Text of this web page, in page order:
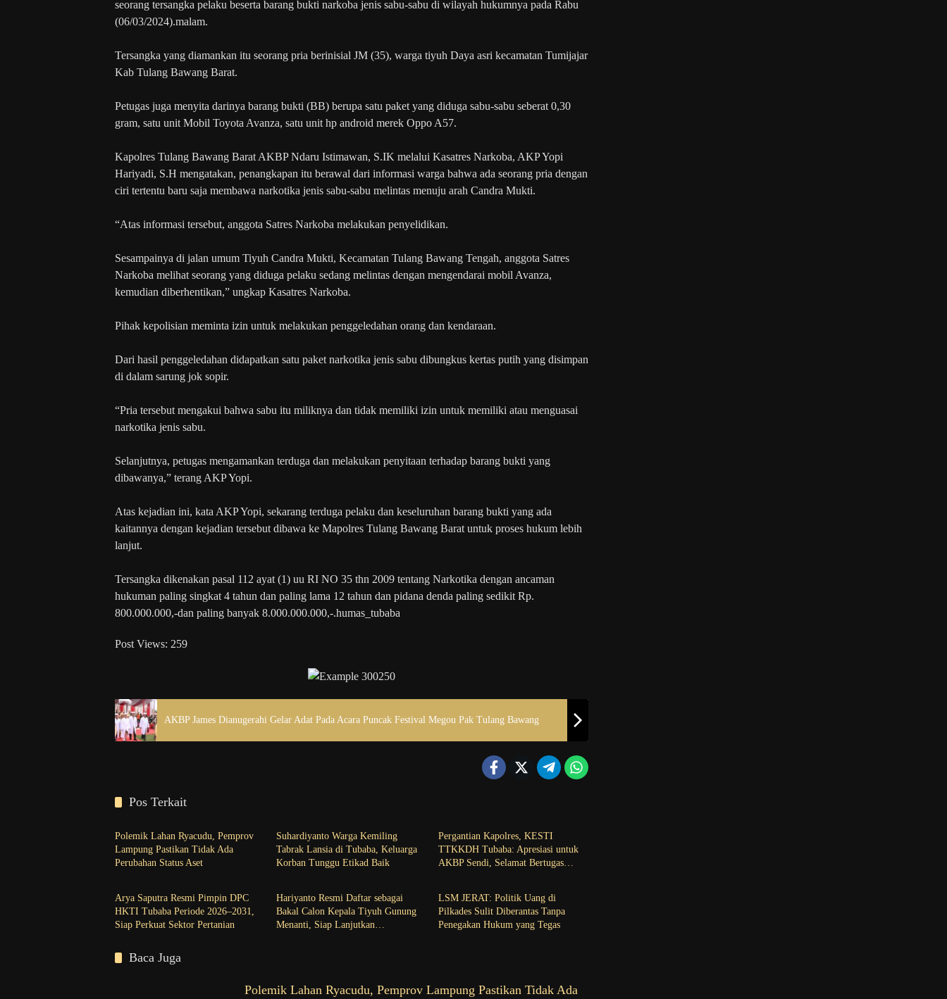
seorang tersangka pelaku beserta barang bukti narkoba jenis sabu-sabu di wilayah hukumnya pada Rabu
(06/03/2024).malam.
Tersangka yang diamankan itu seorang pria berinisial JM (35), warga tiyuh Daya asri kecamatan Tumijajar
Kab Tulang Bawang Barat.
Petugas juga menyita darinya barang bukti (BB) berupa satu paket yang diduga sabu-sabu seberat 0,30
gram, satu unit Mobil Toyota Avanza, satu unit hp android merek Oppo A57.
Kapolres Tulang Bawang Barat AKBP Ndaru Istimawan, S.IK melalui Kasatres Narkoba, AKP Yopi
Hariyadi, S.H mengatakan, penangkapan itu berawal dari informasi warga bahwa ada seorang pria dengan
ciri tertentu baru saja membawa narkotika jenis sabu-sabu melintas menuju arah Candra Mukti.
“Atas informasi tersebut, anggota Satres Narkoba melakukan penyelidikan.
Sesampainya di jalan umum Tiyuh Candra Mukti, Kecamatan Tulang Bawang Tengah, anggota Satres
Narkoba melihat seorang yang diduga pelaku sedang melintas dengan mengendarai mobil Avanza,
kemudian diberhentikan,” ungkap Kasatres Narkoba.
Pihak kepolisian meminta izin untuk melakukan penggeledahan orang dan kendaraan.
Dari hasil penggeledahan didapatkan satu paket narkotika jenis sabu dibungkus kertas putih yang disimpan
di dalam sarung jok sopir.
“Pria tersebut mengakui bahwa sabu itu miliknya dan tidak memiliki izin untuk memiliki atau menguasai
narkotika jenis sabu.
Selanjutnya, petugas mengamankan terduga dan melakukan penyitaan terhadap barang bukti yang
dibawanya,” terang AKP Yopi.
Atas kejadian ini, kata AKP Yopi, sekarang terduga pelaku dan keseluruhan barang bukti yang ada
kaitannya dengan kejadian tersebut dibawa ke Mapolres Tulang Bawang Barat untuk proses hukum lebih
lanjut.
Tersangka dikenakan pasal 112 ayat (1) uu RI NO 35 thn 2009 tentang Narkotika dengan ancaman
hukuman paling singkat 4 tahun dan paling lama 12 tahun dan pidana denda paling sedikit Rp.
800.000.000,-dan paling banyak 8.000.000.000,-.humas_tubaba
Post Views: 259
AKBP James Dianugerahi Gelar Adat Pada Acara Puncak Festival Megou Pak Tulang Bawang
Pos Terkait
Lampung
Polemik Lahan Ryacudu, Pemprov
Lampung Pastikan Tidak Ada
Perubahan Status Aset
Suhardiyanto Warga Kemiling
Tabrak Lansia di Tubaba, Keluarga
Korban Tunggu Etikad Baik
Pergantian Kapolres, KESTI
TTKKDH Tubaba: Apresiasi untuk
AKBP Sendi, Selamat Bertugas
Arya Saputra Resmi Pimpin DPC
HKTI Tubaba Periode 2026–2031,
Siap Perkuat Sektor Pertanian
Hariyanto Resmi Daftar sebagai
Bakal Calon Kepala Tiyuh Gunung
Menanti, Siap Lanjutkan
LSM JERAT: Politik Uang di
Pilkades Sulit Diberantas Tanpa
Penegakan Hukum yang Tegas
Baca Juga
Polemik Lahan Ryacudu, Pemprov Lampung Pastikan Tidak Ada